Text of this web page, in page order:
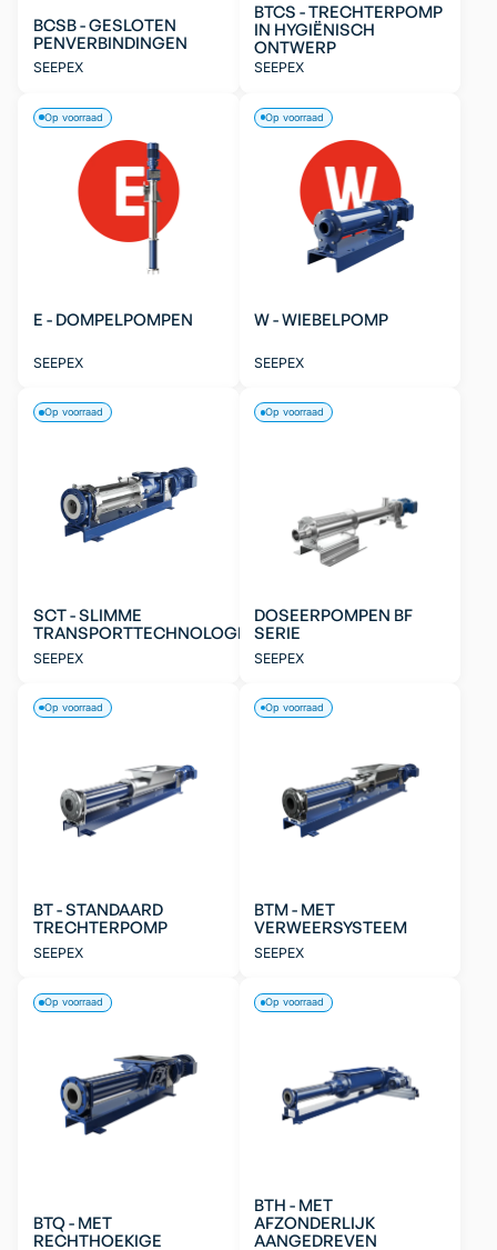
BCSB - GESLOTEN
PENVERBINDINGEN
SEEPEX
BTCS - TRECHTERPOMP
IN HYGIËNISCH
ONTWERP
SEEPEX
E - DOMPELPOMPEN
SEEPEX
Op voorraad
W - WIEBELPOMP
SEEPEX
Op voorraad
SCT - SLIMME
TRANSPORTTECHNOLOGIE
SEEPEX
Op voorraad
DOSEERPOMPEN BF
SERIE
SEEPEX
Op voorraad
BT - STANDAARD
TRECHTERPOMP
SEEPEX
Op voorraad
BTM - MET
VERWEERSYSTEEM
SEEPEX
Op voorraad
BTQ - MET
RECHTHOEKIGE
Op voorraad
BTH - MET
AFZONDERLIJK
AANGEDREVEN
Op voorraad